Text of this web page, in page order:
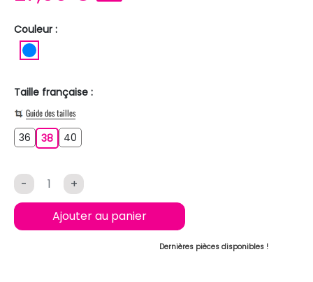
Couleur :
Taille française :
Guide des tailles
36 363838 40
- +
Ajouter au panier
Dernières pièces disponibles !